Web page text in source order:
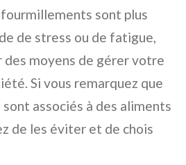
sont plus
de stress ou de fatigue,
des moyens de gérer votre
Si vous remarquez que
associés à des aliments
de les éviter et de chois